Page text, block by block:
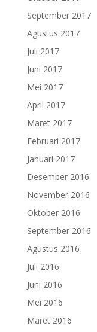
September 2017
Agustus 2017
Juli 2017
Juni 2017
Mei 2017
April 2017
Maret 2017
Februari 2017
Januari 2017
Desember 2016
November 2016
Oktober 2016
September 2016
Agustus 2016
Juli 2016
Juni 2016
Mei 2016
Maret 2016